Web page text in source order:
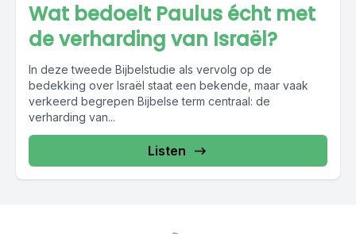
Wat bedoelt Paulus écht met
de verharding van Israël?
In deze tweede Bijbelstudie als vervolg op de
bedekking over Israël staat een bekende, maar vaak
verkeerd begrepen Bijbelse term centraal: de
verharding van...
Listen